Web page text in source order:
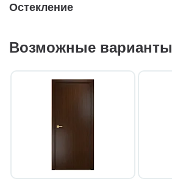
Остекление
Возможные варианты